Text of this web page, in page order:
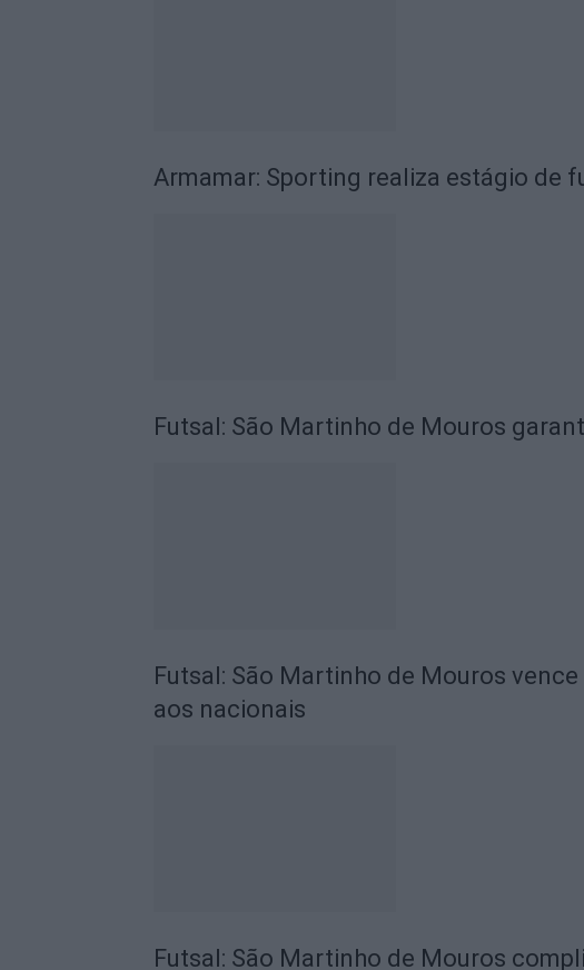
Armamar: Sporting realiza estágio de
Futsal: São Martinho de Mouros
Futsal: São Martinho de Mouros
aos nacionais
Futsal: São Martinho de Mouros